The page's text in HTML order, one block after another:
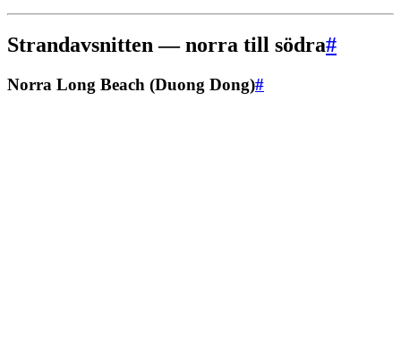
Strandavsnitten — norra till södra#
Norra Long Beach (Duong Dong)#